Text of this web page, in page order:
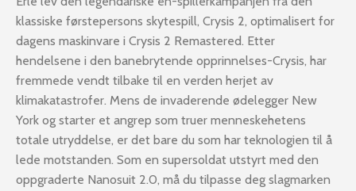
klassiske førstepersons skytespill, Crysis 2, optimalisert for
dagens maskinvare i Crysis 2 Remastered. Etter
hendelsene i den banebrytende opprinnelses-Crysis, har
fremmede vendt tilbake til en verden herjet av
klimakatastrofer. Mens de invaderende ødelegger New
York og starter et angrep som truer menneskehetens
totale utryddelse, er det bare du som har teknologien til å
lede motstanden. Som en supersoldat utstyrt med den
oppgraderte Nanosuit 2.0, må du tilpasse deg slagmarken